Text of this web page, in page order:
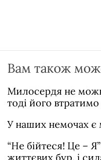
Вам також
Милосердя не
тоді його втратимо
У наших немочах є
“Не бійтеся! Це –
життєвих бур, і